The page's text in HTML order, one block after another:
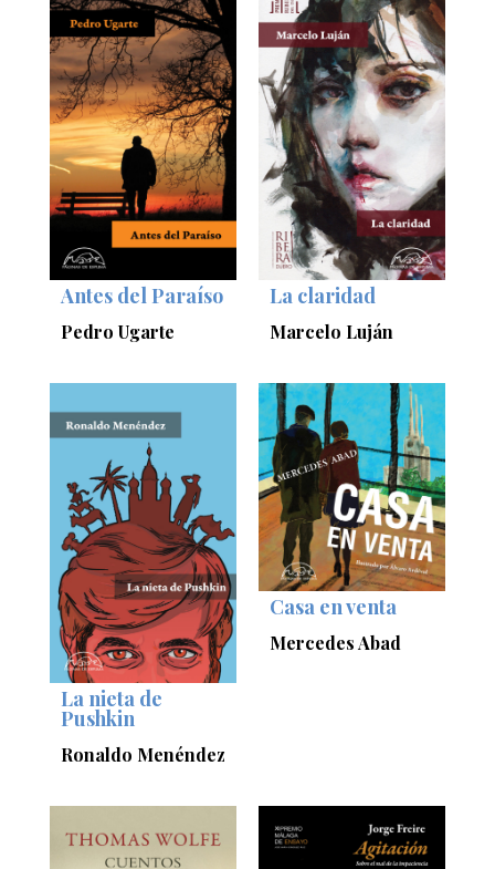
Antes del Paraíso
Pedro Ugarte
La claridad
Marcelo Luján
La nieta de
Pushkin
Ronaldo Menéndez
Casa en venta
Mercedes Abad